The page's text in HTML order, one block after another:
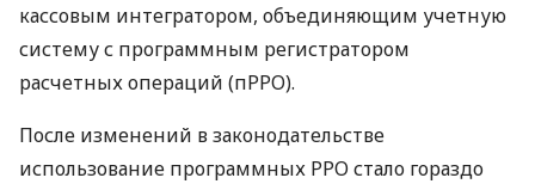
кассовым интегратором, объединяющим учетную
систему с программным регистратором
расчетных операций (пРРО).
После изменений в законодательстве
использование программных РРО стало гораздо